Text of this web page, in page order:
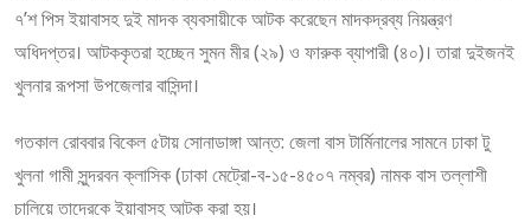
৭’শ পিস ইয়াবাসহ দুই মাদক ব্যবসায়ীকে আটক করেছেন মাদকদ্রব্য নিয়ন্ত্রণ
অধিদপ্তর। আটককৃতরা হচ্ছেন সুমন মীর (২৯) ও ফারুক ব্যাপারী (৪০)। তারা দুইজনই
খুলনার রূপসা উপজেলার বাসিন্দা।
গতকাল রোববার বিকেল ৫টায় সোনাডাঙ্গা আন্ত: জেলা বাস টার্মিনালের সামনে ঢাকা টু
খুলনা গামী সুন্দরবন ক্লাসিক (ঢাকা মেট্রো-ব-১৫-৪৫০৭ নম্বর) নামক বাস তল্লাশী
চালিয়ে তাদেরকে ইয়াবাসহ আটক করা হয়।